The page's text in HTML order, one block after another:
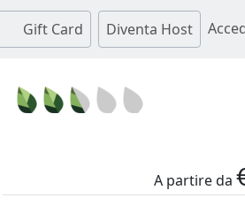
Gift Card Diventa Host
A partire da